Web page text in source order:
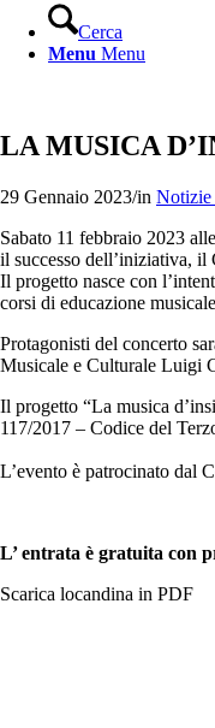
Cerca
Menu Menu
LA MUSICA
29 Gennaio 2023/in Notizie
Sabato 11 febbraio 2023
il successo dell’iniziativa, il
Il progetto nasce con
corsi di educazione
Protagonisti del concerto
Musicale e Culturale Luigi
Il progetto “La musica
117/2017 – Codice del
L’evento è patrocinato dal
L’ entrata è gratuita con
Scarica locandina in PDF